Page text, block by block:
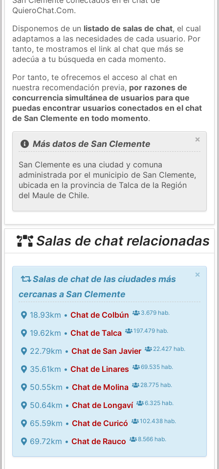
QuieroChat.Com.
Disponemos de un listado de salas de chat, el cual
adaptamos a las necesidades de cada usuario. Por
tanto, te mostramos el link al chat que más se
adecúa a tu búsqueda en cada momento.
Por tanto, te ofrecemos el acceso al chat en
nuestra recomendación previa, por razones de
concurrencia simultánea de usuarios para que
puedas encontrar usuarios conectados en el chat
de San Clemente en todo momento.
×
Más datos de San Clemente
San Clemente es una ciudad y comuna
administrada por el municipio de San Clemente,
ubicada en la provincia de Talca de la Región
del Maule de Chile.
Salas de chat relacionadas
×
Salas de chat de las ciudades más
cercanas a San Clemente
18.93km • Chat de Colbún 3.679 hab.
19.62km • Chat de Talca 197.479 hab.
22.79km • Chat de San Javier 22.427 hab.
35.61km • Chat de Linares 69.535 hab.
50.55km • Chat de Molina 28.775 hab.
50.64km • Chat de Longaví 6.325 hab.
65.59km • Chat de Curicó 102.438 hab.
69.72km • Chat de Rauco 8.566 hab.